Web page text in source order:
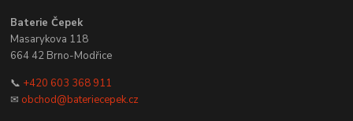
Baterie Čepek
Masarykova 118
664 42 Brno-Modřice
📞 +420 603 368 911
✉ obchod@bateriecepek.cz